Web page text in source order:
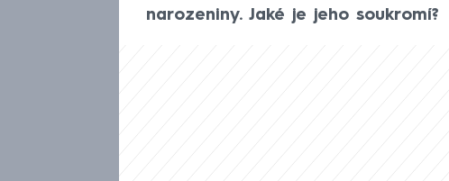
narozeniny. Jaké je jeho soukromí?